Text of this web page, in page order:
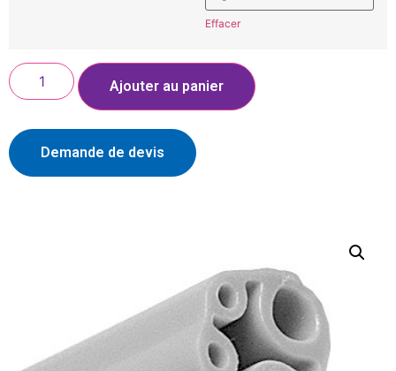
Effacer
Ajouter au panier
Demande de devis